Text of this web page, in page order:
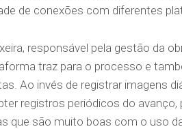
de conexões com diferentes
responsável pela gestão da
traz para o processo e
Ao invés de registrar imagens
registros periódicos do avanço,
que são muito boas com o uso